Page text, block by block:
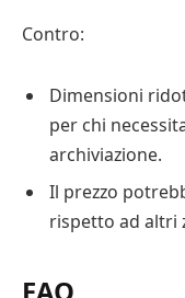
Contro:
Dimensioni
per chi
archiviazione.
Il prezzo
rispetto ad altri